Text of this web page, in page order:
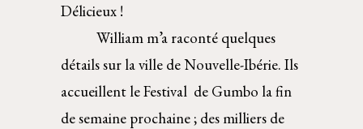
Délicieux !
   William m’a raconté quelques
détails sur la ville de Nouvelle-Ibérie. Ils
accueillent le Festival  de Gumbo la fin
de semaine prochaine ; des milliers de